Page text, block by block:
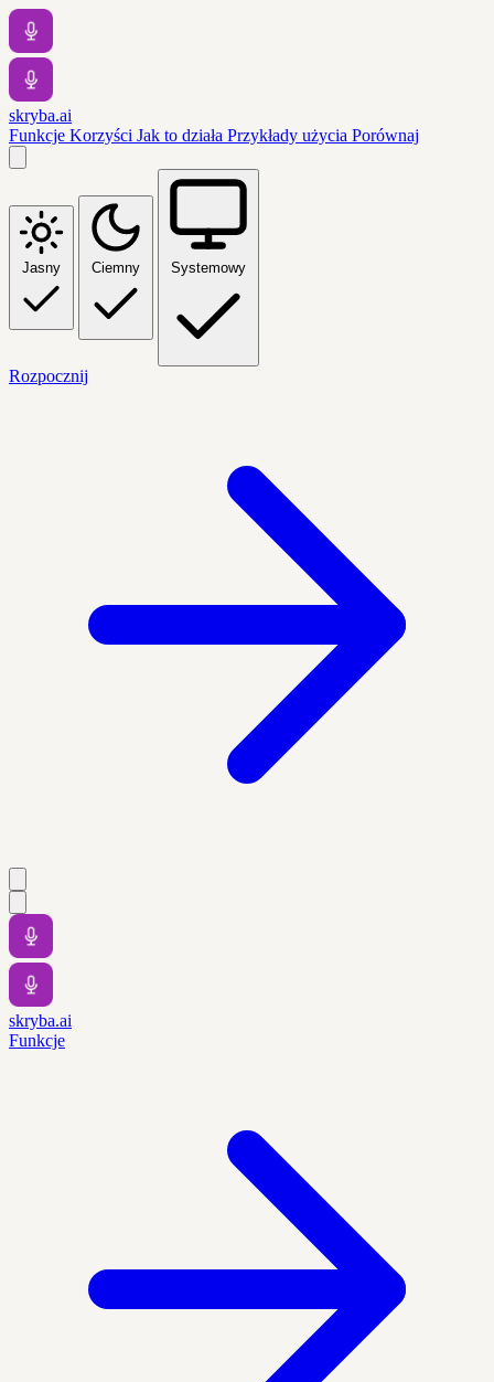
skryba.ai
Funkcje Korzyści Jak to działa Przykłady użycia Porównaj
Jasny Ciemny Systemowy
Rozpocznij
skryba.ai
Funkcje